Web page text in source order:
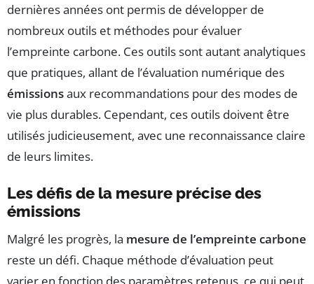
dernières années ont permis de développer de
nombreux outils et méthodes pour évaluer
l’empreinte carbone. Ces outils sont autant analytiques
que pratiques, allant de l’évaluation numérique des
émissionsaux recommandations pour des modes de
vie plus durables. Cependant, ces outils doivent être
utilisés judicieusement, avec une reconnaissance claire
de leurs limites.
Les défis de la mesure précise des
émissions
Malgré les progrès, la mesure de l’empreinte carbone
reste un défi. Chaque méthode d’évaluation peut
varier en fonction des paramètres retenus, ce qui peut